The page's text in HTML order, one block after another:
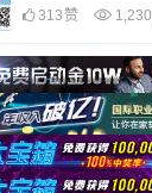
313 赞 1,230